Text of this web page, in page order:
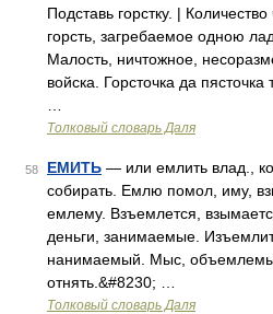
Подставь горстку. |
горсть, загребаемое одною
Малость, ничтожное,
войска. Горсточка да
Толковый словарь Даля
58 ЕМИТЬ — или емлить влад.,
собирать. Емлю помол, иму,
емлему. Взъемлется,
деньги, занимаемые.
нанимаемый. Мыс,
отнять.&#8230; …
Толковый словарь Даля